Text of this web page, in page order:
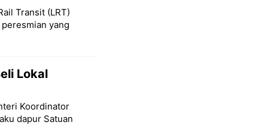
Transit (LRT)
yang
Lokal
Koordinator
dapur Satuan